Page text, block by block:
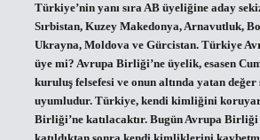
Türkiye’nin yanı sıra AB üyeliğine aday
Sırbistan, Kuzey Makedonya, Arnavutluk,
Ukrayna, Moldova ve Gürcistan. Türkiye
üye mi? Avrupa Birliği’ne üyelik, esasen
kuruluş felsefesi ve onun altında yatan değer
uyumludur. Türkiye, kendi kimliğini
Birliği’ne katılacaktır. Bugün Avrupa